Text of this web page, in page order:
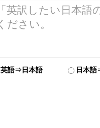
英語⇒日本語 日本